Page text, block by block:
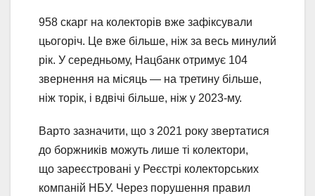
958 скарг на колекторів вже зафіксували
цьогоріч. Це вже більше, ніж за весь минулий
рік. У середньому, Нацбанк отримує 104
звернення на місяць — на третину більше,
ніж торік, і вдвічі більше, ніж у 2023-му.
Варто зазначити, що з 2021 року звертатися
до боржників можуть лише ті колектори,
що зареєстровані у Реєстрі колекторських
компаній НБУ. Через порушення правил